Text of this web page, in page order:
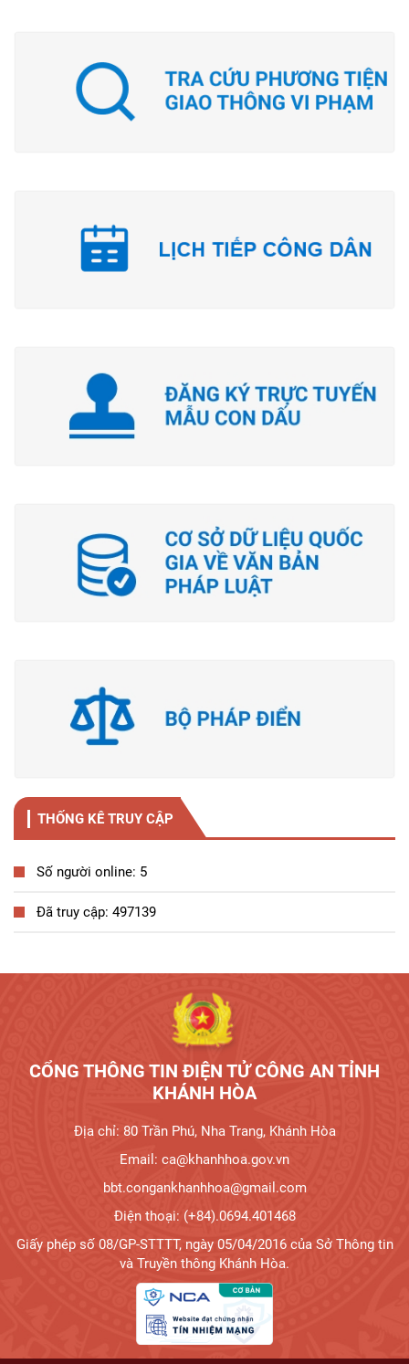
THỐNG KÊ TRUY CẬP
Số người online: 5
Đã truy cập: 497139
CỔNG THÔNG TIN ĐIỆN TỬ CÔNG AN TỈNH
KHÁNH HÒA
Địa chỉ: 80 Trần Phú, Nha Trang, Khánh Hòa
Email: ca@khanhhoa.gov.vn
bbt.congankhanhhoa@gmail.com
Điện thoại: (+84).0694.401468
Giấy phép số 08/GP-STTTT, ngày 05/04/2016 của Sở Thông tin
và Truyền thông Khánh Hòa.